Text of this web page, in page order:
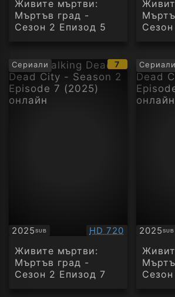
Живите мъртви:
Мъртъв град -
Сезон 2 Епизод 5
Сериали
IMDb
рейтинг:
7
2025SUB
Субтитри Качество:
HD 720
Живите мъртви:
Мъртъв град -
Сезон 2 Епизод 7
Сериали
2025SUB